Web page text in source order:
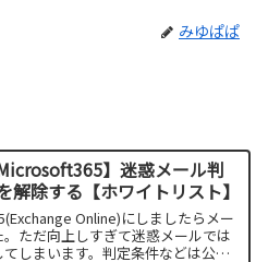
みゆぱぱ
Microsoft365】迷惑メール判
解除する【ホワイトリスト】
Online)にしましたらメー
ただ向上しすぎて迷惑メールでは
しまいます。判定条件などは公表